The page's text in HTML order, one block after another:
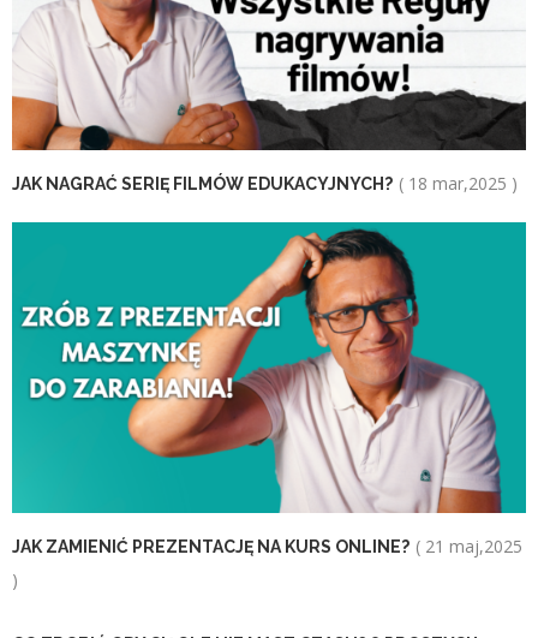
JAK NAGRAĆ SERIĘ FILMÓW EDUKACYJNYCH? ( 18 mar,2025 )
JAK ZAMIENIĆ PREZENTACJĘ NA KURS ONLINE? ( 21 maj,2025
)